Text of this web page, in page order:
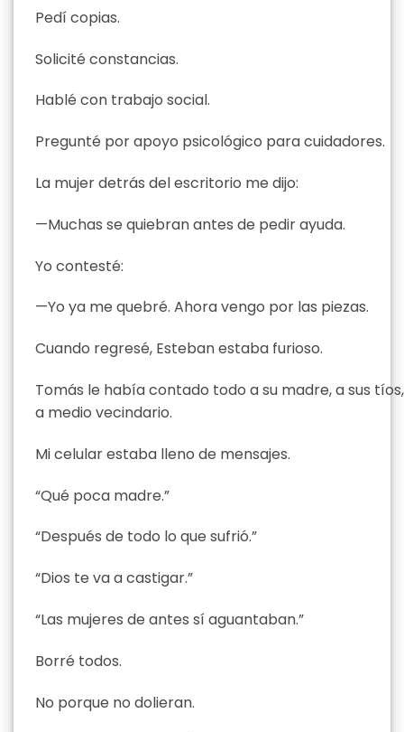
Pedí copias.
Solicité constancias.
Hablé con trabajo social.
Pregunté por apoyo psicológico para cuidadores.
La mujer detrás del escritorio me dijo:
—Muchas se quiebran antes de pedir ayuda.
Yo contesté:
—Yo ya me quebré. Ahora vengo por las piezas.
Cuando regresé, Esteban estaba furioso.
Tomás le había contado todo a su madre, a sus tíos,
a medio vecindario.
Mi celular estaba lleno de mensajes.
“Qué poca madre.”
“Después de todo lo que sufrió.”
“Dios te va a castigar.”
“Las mujeres de antes sí aguantaban.”
Borré todos.
No porque no dolieran.